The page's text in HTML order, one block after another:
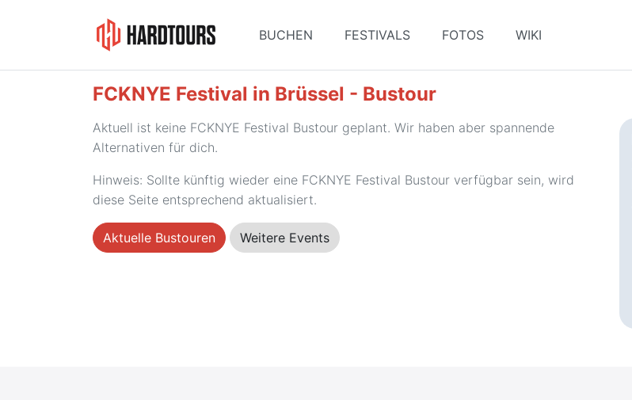
BUCHEN FESTIVALS FOTOS WIKI
FCKNYE Festival in Brüssel - Bustour
Aktuell ist keine FCKNYE Festival Bustour geplant. Wir haben aber spannende
Alternativen für dich.
Hinweis: Sollte künftig wieder eine FCKNYE Festival Bustour verfügbar sein, wird
diese Seite entsprechend aktualisiert.
Aktuelle Bustouren Weitere Events